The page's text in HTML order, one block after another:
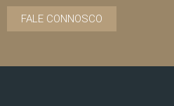
FALE CONNOSCO